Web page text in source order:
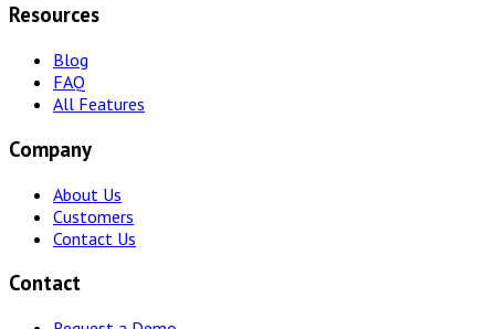
Resources
Blog
FAQ
All Features
Company
About Us
Customers
Contact Us
Contact